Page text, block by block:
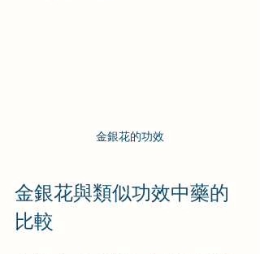
金銀花的功效
金銀花與類似功效中藥的
比較